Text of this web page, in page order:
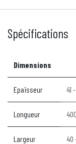
Spécifications
Dimensions
Epaisseur 41
Longueur
Largeur 40